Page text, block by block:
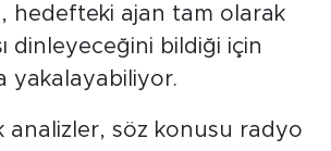
hedefteki ajan tam olarak
dinleyeceğini bildiği için
yakalayabiliyor.
analizler, söz konusu radyo